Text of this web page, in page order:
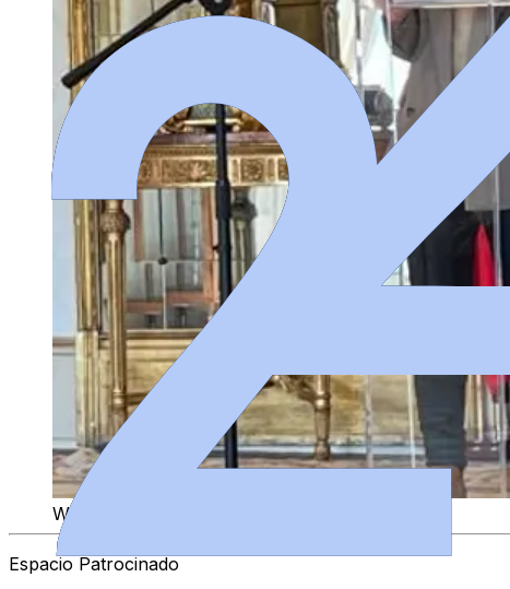
WhatsApp Image 2025 02 11 at 13.42.49
Espacio Patrocinado